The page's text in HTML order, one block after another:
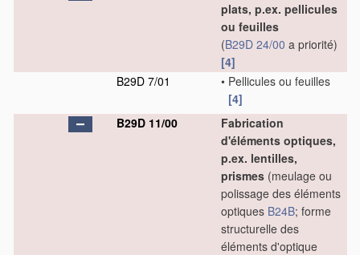
plats, p.ex. pellicules
ou feuilles
(B29D 24/00 a priorité)
[4]
B29D 7/01
• Pellicules ou feuilles
[4]
B29D 11/00
Fabrication
d'éléments optiques,
p.ex. lentilles,
prismes (meulage ou
polissage des éléments
optiques B24B; forme
structurelle des
éléments d'optique